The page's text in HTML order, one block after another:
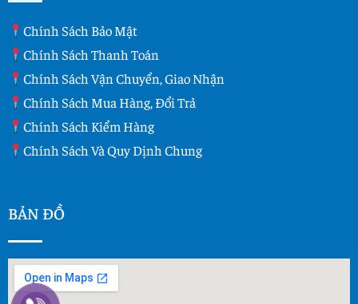
Chính Sách Bảo Mật
Chính Sách Thanh Toán
Chính Sách Vận Chuyển, Giao Nhận
Chính Sách Mua Hàng, Đổi Trả
Chính Sách Kiểm Hàng
Chính Sách Và Quy Dịnh Chung
BẢN ĐỒ